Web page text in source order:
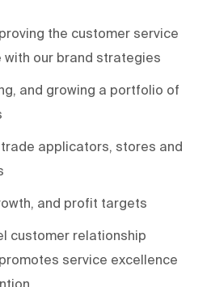
the customer service
with our brand strategies
, and growing a portfolio of
applicators, stores and
and profit targets
customer relationship
service excellence